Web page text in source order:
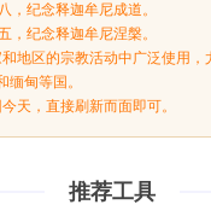
，纪念释迦牟尼成道。
，纪念释迦牟尼涅槃。
地区的宗教活动中广泛使用，
缅甸等国。
天，直接刷新而面即可。
推荐工具